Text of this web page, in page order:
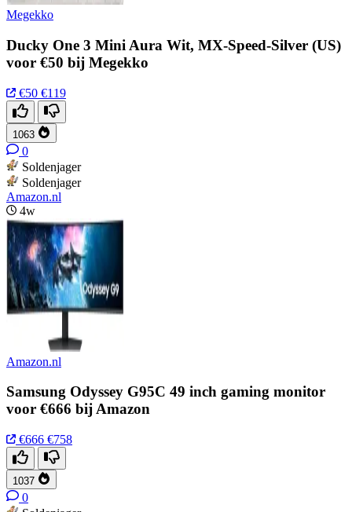
Megekko
Ducky One 3 Mini Aura Wit, MX-Speed-Silver (US)
voor €50 bij Megekko
€50 €119
1063
0
Soldenjager
Soldenjager
Amazon.nl
4w
Amazon.nl
Samsung Odyssey G95C 49 inch gaming monitor
voor €666 bij Amazon
€666 €758
1037
0